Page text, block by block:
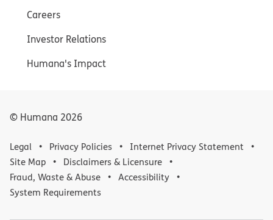
Careers
Investor Relations
Humana's Impact
© Humana 2026
Legal Privacy Policies
Internet Privacy Statement
Site Map
Disclaimers & Licensure
Fraud, Waste & Abuse
Accessibility
System Requirements